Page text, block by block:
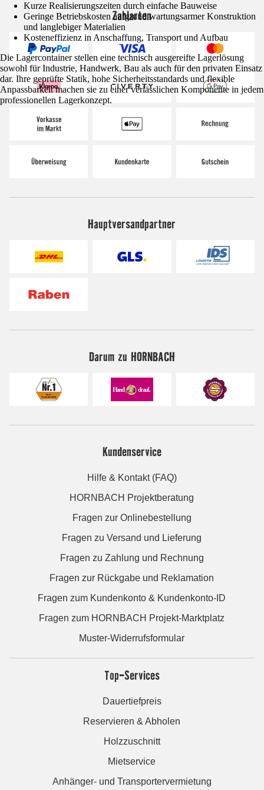
Kurze Realisierungszeiten durch einfache Bauweise
Geringe Betriebskosten aufgrund wartungsarmer Konstruktion
und langlebiger Materialien
Kosteneffizienz in Anschaffung, Transport und Aufbau
Die Lagercontainer stellen eine technisch ausgereifte Lagerlösung
sowohl für Industrie, Handwerk, Bau als auch für den privaten Einsatz
dar. Ihre geprüfte Statik, hohe Sicherheitsstandards und flexible
Anpassbarkeit machen sie zu einer verlässlichen Komponente in jedem
professionellen Lagerkonzept.
Zahlarten
Hauptversandpartner
Darum zu HORNBACH
Kundenservice
Hilfe & Kontakt (FAQ)
HORNBACH Projektberatung
Fragen zur Onlinebestellung
Fragen zu Versand und Lieferung
Fragen zu Zahlung und Rechnung
Fragen zur Rückgabe und Reklamation
Fragen zum Kundenkonto & Kundenkonto-ID
Fragen zum HORNBACH Projekt-Marktplatz
Muster-Widerrufsformular
Top-Services
Dauertiefpreis
Reservieren & Abholen
Holzzuschnitt
Mietservice
Anhänger- und Transportervermietung